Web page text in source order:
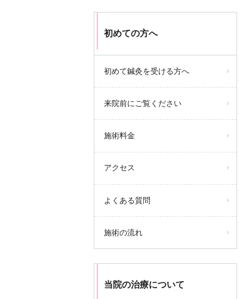
初めての方へ
初めて鍼灸を受ける方へ
来院前にご覧ください
施術料金
アクセス
よくある質問
施術の流れ
当院の治療について